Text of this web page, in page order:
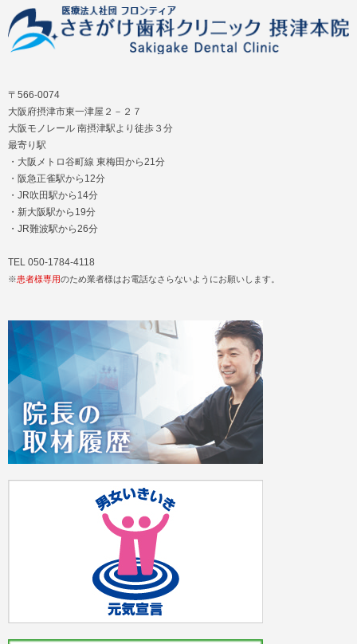
〒566-0074
大阪府摂津市東一津屋２－２７
大阪モノレール 南摂津駅より徒歩３分
最寄り駅
・大阪メトロ谷町線 東梅田から21分
・阪急正雀駅から12分
・JR吹田駅から14分
・新大阪駅から19分
・JR難波駅から26分
TEL 050-1784-4118
※患者様専用のため業者様はお電話なさらないようにお願いします。